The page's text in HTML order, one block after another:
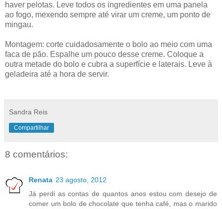
haver pelotas. Leve todos os ingredientes em uma panela
ao fogo, mexendo sempre até virar um creme, um ponto de
mingau.
Montagem: corte cuidadosamente o bolo ao meio com uma
faca de pão. Espalhe um pouco desse creme. Coloque a
outra metade do bolo e cubra a superfície e laterais. Leve à
geladeira até a hora de servir.
Sandra Reis
Compartilhar
8 comentários:
Renata 23 agosto, 2012
Já perdi as contas de quantos anos estou com desejo de
comer um bolo de chocolate que tenha café, mas o marido